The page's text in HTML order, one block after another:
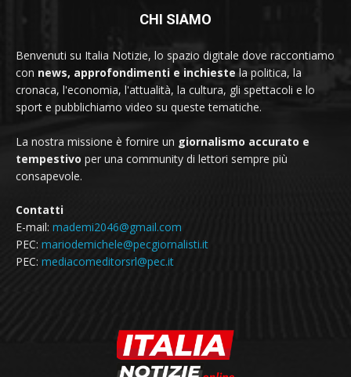
CHI SIAMO
Benvenuti su Italia Notizie, lo spazio digitale dove raccontiamo
con news, approfondimenti e inchieste la politica, la
cronaca, l'economia, l'attualità, la cultura, gli spettacoli e lo
sport e pubblichiamo video su queste tematiche.
La nostra missione è fornire un giornalismo accurato e
tempestivo per una community di lettori sempre più
consapevole.
Contatti
E-mail: mademi2046@gmail.com
PEC: mariodemichele@pecgiornalisti.it
PEC: mediacomeditorsrl@pec.it